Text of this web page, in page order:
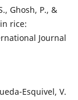
Ghosh, P., &
rice:
Journal
Esquivel, V.